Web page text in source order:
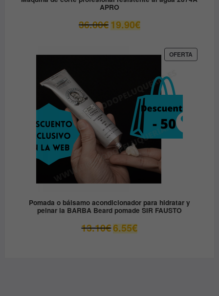
APRO
36.00€ El
precio
era:
19.90€El
precio
es:
OFERTA
EN
Pomada o bálsamo acondicionador para hidratar y
peinar la BARBA Beard pomade SIR FAUSTO
13.10€El
precio
6.55€El
precio